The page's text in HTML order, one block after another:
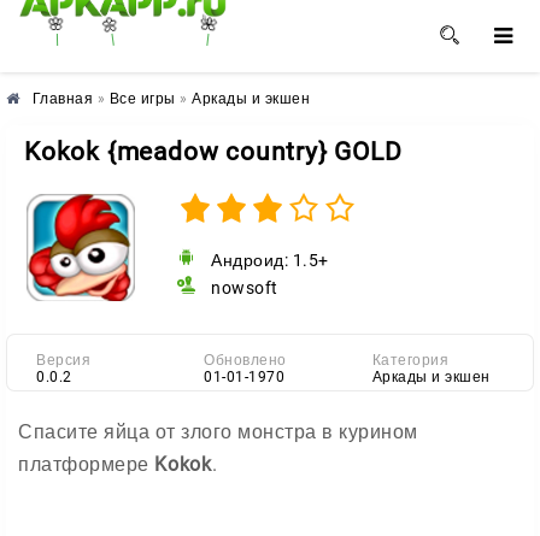
🌸 🌼 🌺
Главная » Все игры » Аркады и экшен
Kokok {meadow country} GOLD
Андроид: 1.5+
nowsoft
Версия
0.0.2
Обновлено
01-01-1970
Категория
Аркады и экшен
Спасите яйца от злого монстра в курином
платформере Kokok.